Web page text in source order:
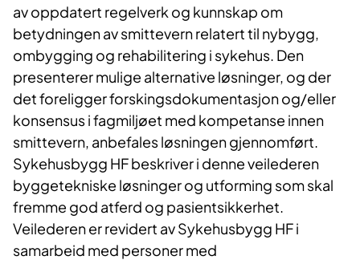
av oppdatert regelverk og kunnskap om
betydningen av smittevern relatert til nybygg,
ombygging og rehabilitering i sykehus. Den
presenterer mulige alternative løsninger, og der
det foreligger forskingsdokumentasjon og/eller
konsensus i fagmiljøet med kompetanse innen
smittevern, anbefales løsningen gjennomført.
Sykehusbygg HF beskriver i denne veilederen
byggetekniske løsninger og utforming som skal
fremme god atferd og pasientsikkerhet.
Veilederen er revidert av Sykehusbygg HF i
samarbeid med personer med